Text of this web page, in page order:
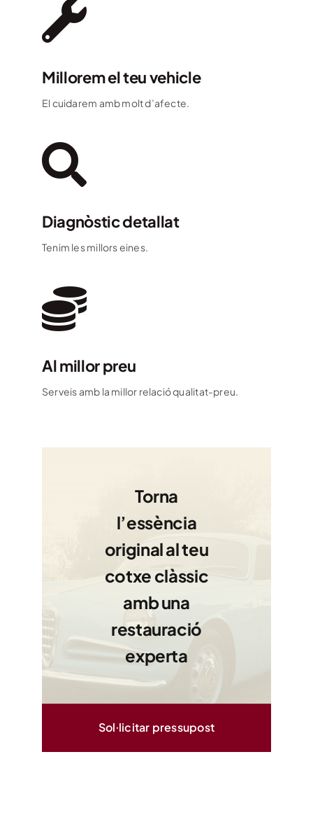
Millorem el teu vehicle
El cuidarem amb molt d’afecte.
Diagnòstic detallat
Tenim les millors eines.
Al millor preu
Serveis amb la millor relació qualitat-preu.
Torna
l’essència
original al teu
cotxe clàssic
amb una
restauració
experta
Sol·licitar pressupost